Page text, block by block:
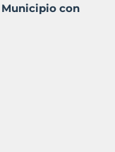
Municipio con